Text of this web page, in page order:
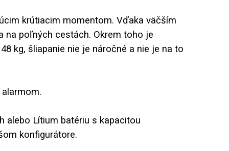
krútiacim momentom. Vďaka väčším
na poľných cestách. Okrem toho je
kg, šliapanie nie je náročné a nie je na to
alebo Lítium batériu s kapacitou
konfigurátore.